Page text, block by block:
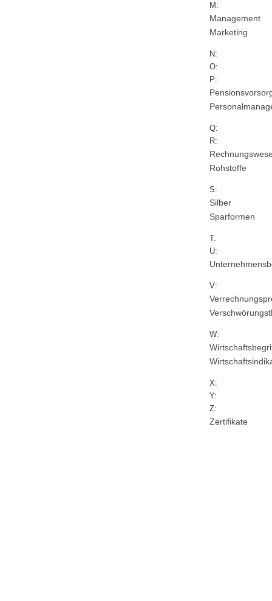
M:
Management
Marketing
N:
O:
P:
Q:
R:
Rohstoffe
S:
Silber
Sparformen
T:
U:
V:
W:
X:
Y:
Z:
Zertifikate